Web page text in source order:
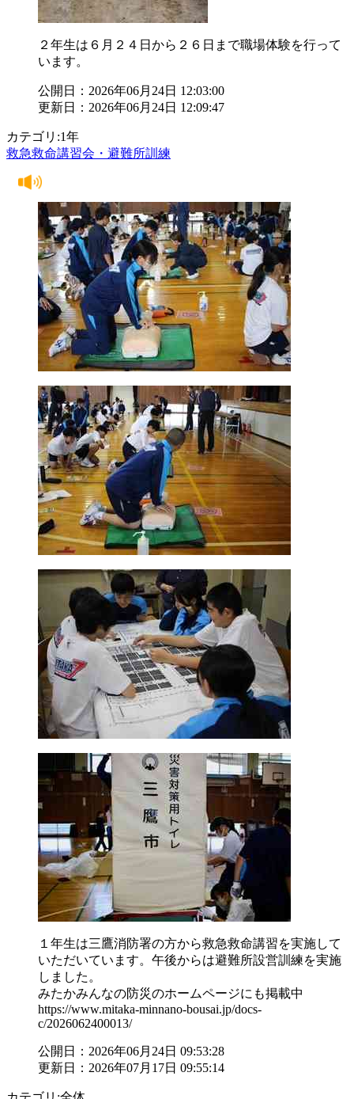
２年生は６月２４日から２６日まで職場体験を行って
います。
公開日：2026年06月24日 12:03:00
更新日：2026年06月24日 12:09:47
カテゴリ:1年
救急救命講習会・避難所訓練
１年生は三鷹消防署の方から救急救命講習を実施して
いただいています。午後からは避難所設営訓練を実施
しました。
みたかみんなの防災のホームページにも掲載中
https://www.mitaka-minnano-bousai.jp/docs-
c/2026062400013/
公開日：2026年06月24日 09:53:28
更新日：2026年07月17日 09:55:14